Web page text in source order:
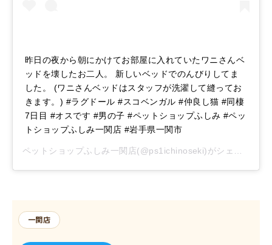
昨日の夜から朝にかけてお部屋に入れていたワニさんベ
ッドを壊したお二人。 新しいベッドでのんびりしてま
した。 (ワニさんベッドはスタッフが洗濯して縫ってお
きます。) #ラグドール #スコベンガル #仲良し猫 #同棲
7日目 #オスです #男の子 #ペットショップふしみ #ペッ
トショップふしみ一関店 #岩手県一関市
ペットショップふしみ一関店(@ps1ichinoseki)がシェアした投稿 –
一関店